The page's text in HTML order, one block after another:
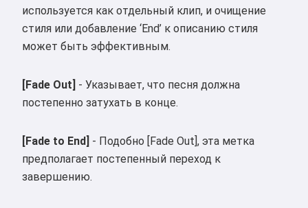
используется как отдельный клип, и очищение
стиля или добавление ‘End’ к описанию стиля
может быть эффективным.
[Fade Out] - Указывает, что песня должна
постепенно затухать в конце.
[Fade to End] - Подобно [Fade Out], эта метка
предполагает постепенный переход к
завершению.